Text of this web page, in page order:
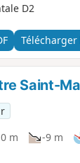
D2
Télécharger
Saint-
m -9 m